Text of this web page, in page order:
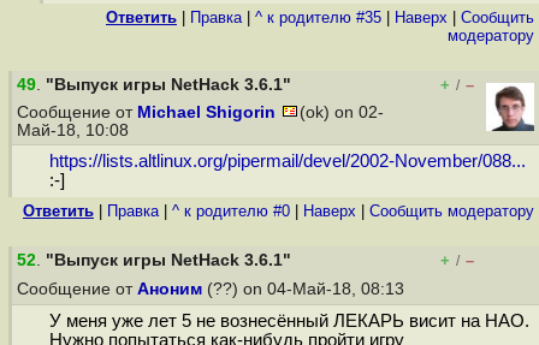
Ответить Правка| ^ к родителю #35 Наверх
Cообщить
модератору
49. "Выпуск игры NetHack 3.6.1" + / –
Сообщение от Michael Shigorin
(ok) on 02-
Май-18, 10:08
https://lists.altlinux.org/pipermail/devel/2002-November/088...
:-]
Ответить Правка| ^ к родителю #0 Наверх Cообщить модератору
52. "Выпуск игры NetHack 3.6.1" + / –
Сообщение от Аноним (??) on 04-Май-18, 08:13
У меня уже лет 5 не вознесённый ЛЕКАРЬ висит на НАО.
Нужно попытаться как-нибудь пройти игру